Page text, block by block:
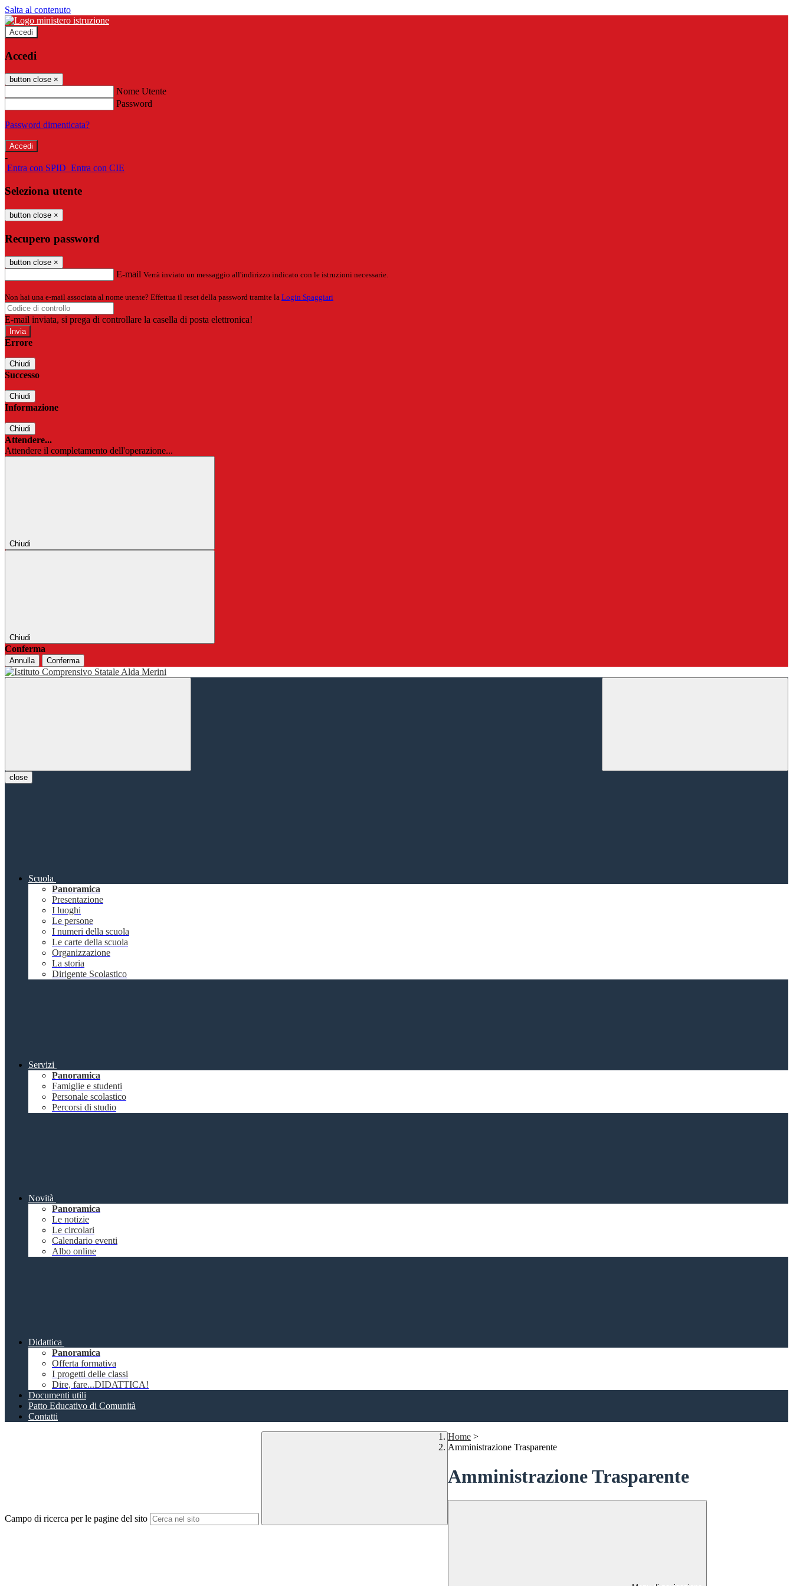
Salta al contenuto
Accedi
Accedi
button close ×
Nome Utente
Password
Password dimenticata?
-
Entra con SPID Entra con CIE
Seleziona utente
button close ×
Recupero password
button close ×
E-mail Verrà inviato un messaggio all'indirizzo indicato con le istruzioni necessarie.
Non hai una e-mail associata al nome utente? Effettua il reset della password tramite la Login Spaggiari
E-mail inviata, si prega di controllare la casella di posta elettronica!
Errore
Chiudi
Successo
Chiudi
Informazione
Chiudi
Attendere...
Attendere il completamento dell'operazione...
Chiudi
Chiudi
Conferma
Annulla Conferma
close
Scuola
Panoramica
Presentazione
I luoghi
Le persone
I numeri della scuola
Le carte della scuola
Organizzazione
La storia
Dirigente Scolastico
Servizi
Panoramica
Famiglie e studenti
Personale scolastico
Percorsi di studio
Novità
Panoramica
Le notizie
Le circolari
Calendario eventi
Albo online
Didattica
Panoramica
Offerta formativa
I progetti delle classi
Dire, fare...DIDATTICA!
Documenti utili
Patto Educativo di Comunità
Contatti
Campo di ricerca per le pagine del sito
Home >
Amministrazione Trasparente
Amministrazione Trasparente